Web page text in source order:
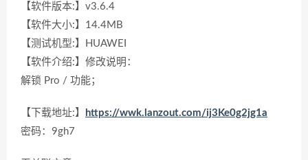
【软件版本:】v3.6.4
【软件大小:】14.4MB
【测试机型:】HUAWEI
【软件介绍:】修改说明：
解锁 Pro / 功能；
【下载地址:】
https://wwk.lanzout.com/ij3Ke0g2jg1a
密码：9gh7